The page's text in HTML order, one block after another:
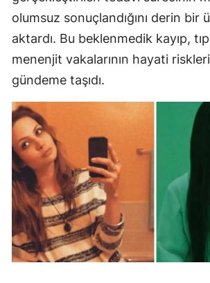
Malatya
Manisa
Mardin
Nevşehir
Niğde
Ordu
olumsuz sonuçlandığını derin bir
aktardı. Bu beklenmedik kayıp,
menenjit vakalarının hayati
gündeme taşıdı.